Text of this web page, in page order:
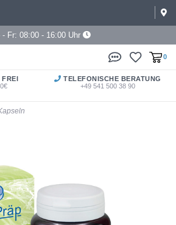
- Fr: 08:00 - 16:00 Uhr
0
FREI
TELEFONISCHE BERATUNG
+49 541 500 38 90